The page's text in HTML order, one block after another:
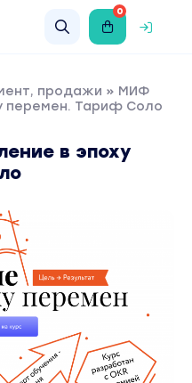
0
продажи » МИФ
перемен. Тариф Соло
в эпоху